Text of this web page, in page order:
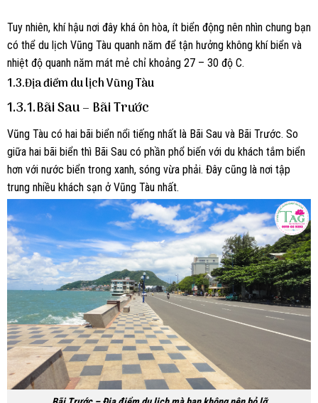
Tuy nhiên, khí hậu nơi đây khá ôn hòa, ít biển động nên nhìn chung bạn
có thể du lịch Vũng Tàu quanh năm để tận hưởng không khí biển và
nhiệt độ quanh năm mát mẻ chỉ khoảng 27 – 30 độ C.
1.3.Địa điểm du lịch Vũng Tàu
1.3.1.Bãi Sau – Bãi Trước
Vũng Tàu có hai bãi biển nổi tiếng nhất là Bãi Sau và Bãi Trước. So
giữa hai bãi biển thì Bãi Sau có phần phổ biến với du khách tắm biển
hơn với nước biển trong xanh, sóng vừa phải. Đây cũng là nơi tập
trung nhiều khách sạn ở Vũng Tàu nhất.